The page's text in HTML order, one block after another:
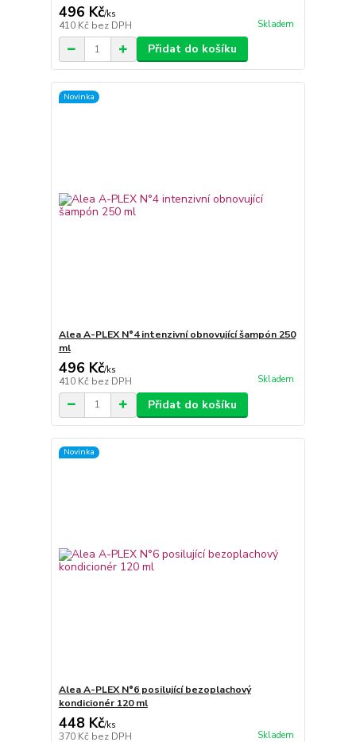
496 Kč/ks
410 Kč bez DPH Skladem
Přidat do košíku
Novinka
Alea A-PLEX N°4 intenzivní obnovující šampón 250
ml
496 Kč/ks
410 Kč bez DPH Skladem
Přidat do košíku
Novinka
Alea A-PLEX N°6 posilující bezoplachový
kondicionér 120 ml
448 Kč/ks
370 Kč bez DPH Skladem